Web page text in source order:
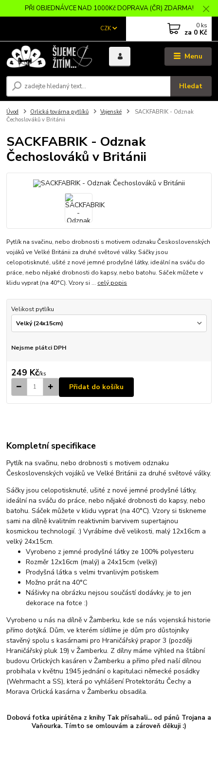
PŘI OBJEDNÁVCE NAD 1000Kč DOPRAVA (ČR) ZDARMA!
Menu
CZK
Hledat
0 ks
za 0 Kč
Úvod Orlická továrna pytlíků Vojenské
SACKFABRIK - Odznak
Čechoslováků v Británii
SACKFABRIK - Odznak
Čechoslováků v Británii
Pytlík na svačinu, nebo drobnosti s motivem odznaku Československých
vojáků ve Velké Británii za druhé světové války. Sáčky jsou
celopotisknuté, ušité z nové jemné prodyšné látky, ideální na sváču do
práce, nebo nějaké drobnosti do kapsy, nebo batohu. Sáček můžete v
klidu vyprat (na 40°C). Vzory si ... celý popis
Velikost pytlíku
Nejsme plátci DPH
249 Kč/ks
Přidat do košíku
Kompletní specifikace
Pytlík na svačinu, nebo drobnosti s motivem odznaku
Československých vojáků ve Velké Británii za druhé světové války.
Sáčky jsou celopotisknuté, ušité z nové jemné prodyšné látky,
ideální na sváču do práce, nebo nějaké drobnosti do kapsy, nebo
batohu. Sáček můžete v klidu vyprat (na 40°C). Vzory si tiskneme
sami na dílně kvalitním reaktivním barvivem supertajnou
kosmickou technologií. :) Vyrábíme dvě velikosti, malý 12x16cm a
velký 24x15cm.
Vyrobeno z jemné prodyšné látky ze 100% polyesteru
Rozměr 12x16cm (malý) a 24x15cm (velký)
Prodyšná látka s velmi trvanlivým potiskem
Možno prát na 40°C
Nášivky na obrázku nejsou součástí dodávky, je to jen
dekorace na fotce :)
Vyrobeno u nás na dílně v Žamberku, kde se nás vojenská historie
přímo dotýká. Dům, ve kterém sídlíme je dům pro důstojníky
stavěný spolu s kasárnami pro Hraničářský prapor 3 (později
Hraničářský pluk 19) v Žamberku. Z dílny máme výhled na štábní
budovu Orlických kasáren v Žamberku a přímo před naší dílnou
probíhala v květnu 1945 jednání o kapitulaci německé posádky
(Wehrmacht a SS), která po vyhlášení Protektorátu Čechy a
Morava Orlická kasárna v Žamberku obsadila.
Dobová fotka upirátěna z knihy Tak přísahali... od pánů Trojana a
Vaňourka. Tímto se omlouvám a zároveň děkuji :)